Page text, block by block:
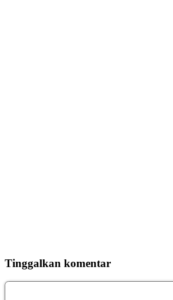
Tinggalkan komentar
Komentar